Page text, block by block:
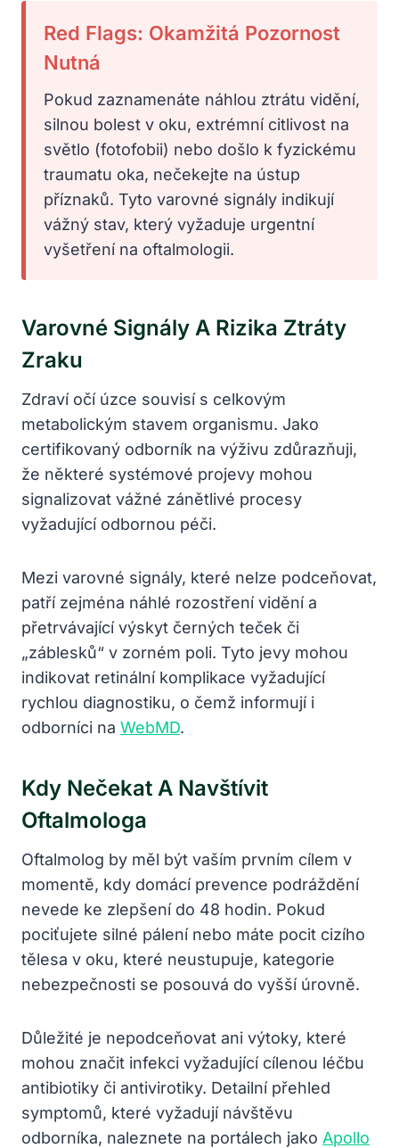
Red Flags: Okamžitá Pozornost
Nutná
Pokud zaznamenáte náhlou ztrátu vidění,
silnou bolest v oku, extrémní citlivost na
světlo (fotofobii) nebo došlo k fyzickému
traumatu oka, nečekejte na ústup
příznaků. Tyto varovné signály indikují
vážný stav, který vyžaduje urgentní
vyšetření na oftalmologii.
Varovné Signály A Rizika Ztráty
Zraku
Zdraví očí úzce souvisí s celkovým
metabolickým stavem organismu. Jako
certifikovaný odborník na výživu zdůrazňuji,
že některé systémové projevy mohou
signalizovat vážné zánětlivé procesy
vyžadující odbornou péči.
Mezi varovné signály, které nelze podceňovat,
patří zejména náhlé rozostření vidění a
přetrvávající výskyt černých teček či
„záblesků“ v zorném poli. Tyto jevy mohou
indikovat retinální komplikace vyžadující
rychlou diagnostiku, o čemž informují i
odborníci na WebMD.
Kdy Nečekat A Navštívit
Oftalmologa
Oftalmolog by měl být vaším prvním cílem v
momentě, kdy domácí prevence podráždění
nevede ke zlepšení do 48 hodin. Pokud
pociťujete silné pálení nebo máte pocit cizího
tělesa v oku, které neustupuje, kategorie
nebezpečnosti se posouvá do vyšší úrovně.
Důležité je nepodceňovat ani výtoky, které
mohou značit infekci vyžadující cílenou léčbu
antibiotiky či antivirotiky. Detailní přehled
symptomů, které vyžadují návštěvu
odborníka, naleznete na portálech jako Apollo